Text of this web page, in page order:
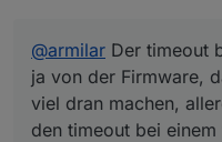
@armilar Der timeout
ja von der Firmware,
viel dran machen,
den timeout bei